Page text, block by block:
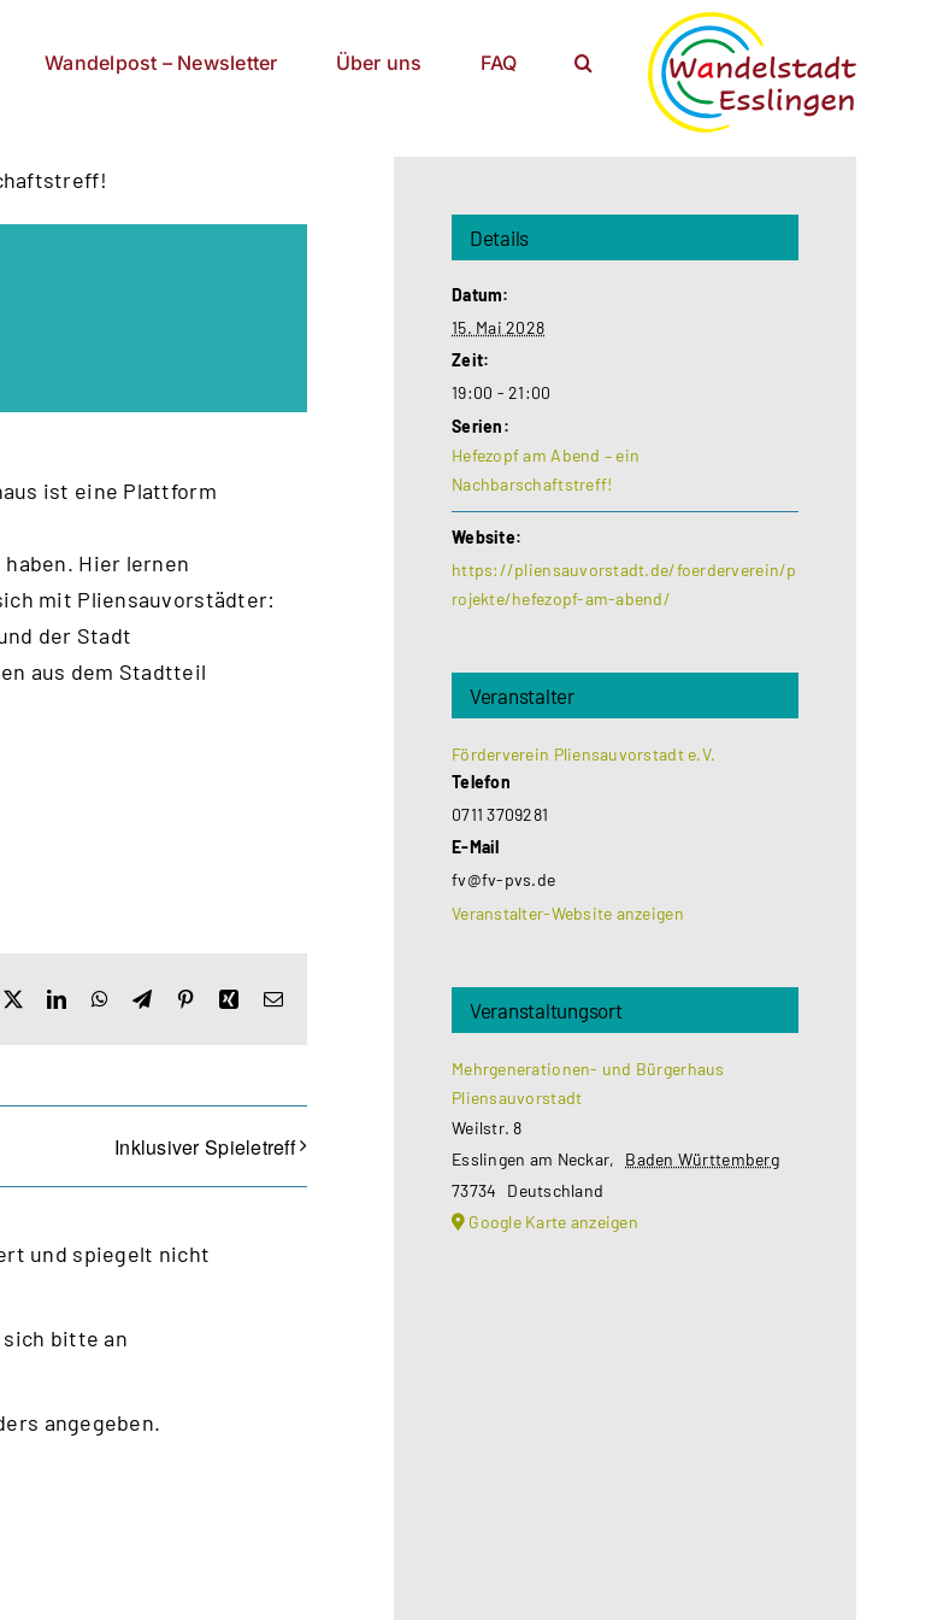
Wandelpost – Newsletter Über uns FAQ
ist eine Plattform
Hier lernen
mit Pliensauvorstädter:
der Stadt
aus dem Stadtteil
LinkedInWhatsApp
TelegramPinterestXingE-
Inklusiver Spieletreff
und spiegelt nicht
sich bitte an
angegeben.
Details
Datum:
15. Mai 2028
Zeit:
19:00 - 21:00
Serien:
Hefezopf am Abend – ein
Nachbarschaftstreff!
Website:
https://pliensauvorstadt.de/foerderverein/p
rojekte/hefezopf-am-abend/
Veranstalter
Förderverein Pliensauvorstadt e.V.
Telefon
0711 3709281
E-Mail
fv@fv-pvs.de
Veranstalter-Website anzeigen
Veranstaltungsort
Mehrgenerationen- und Bürgerhaus
Pliensauvorstadt
Weilstr. 8
Esslingen am Neckar,
Baden Württemberg
73734
Deutschland
Google Karte anzeigen